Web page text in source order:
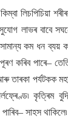
লিচপিচিয়া
লাভৰ বাবে
কম ধন ব্যয়
কৰিব পাৰে–
পৰ্যটকক
কৃত্ৰিম
সাহস